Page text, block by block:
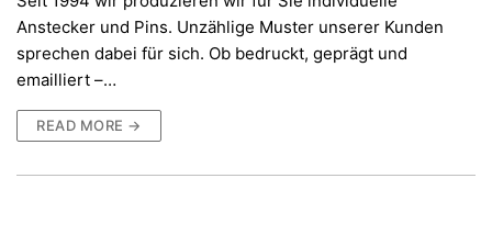
Anstecker und Pins. Unzählige Muster unserer Kunden
sprechen dabei für sich. Ob bedruckt, geprägt und
emailliert –…
READ MORE →